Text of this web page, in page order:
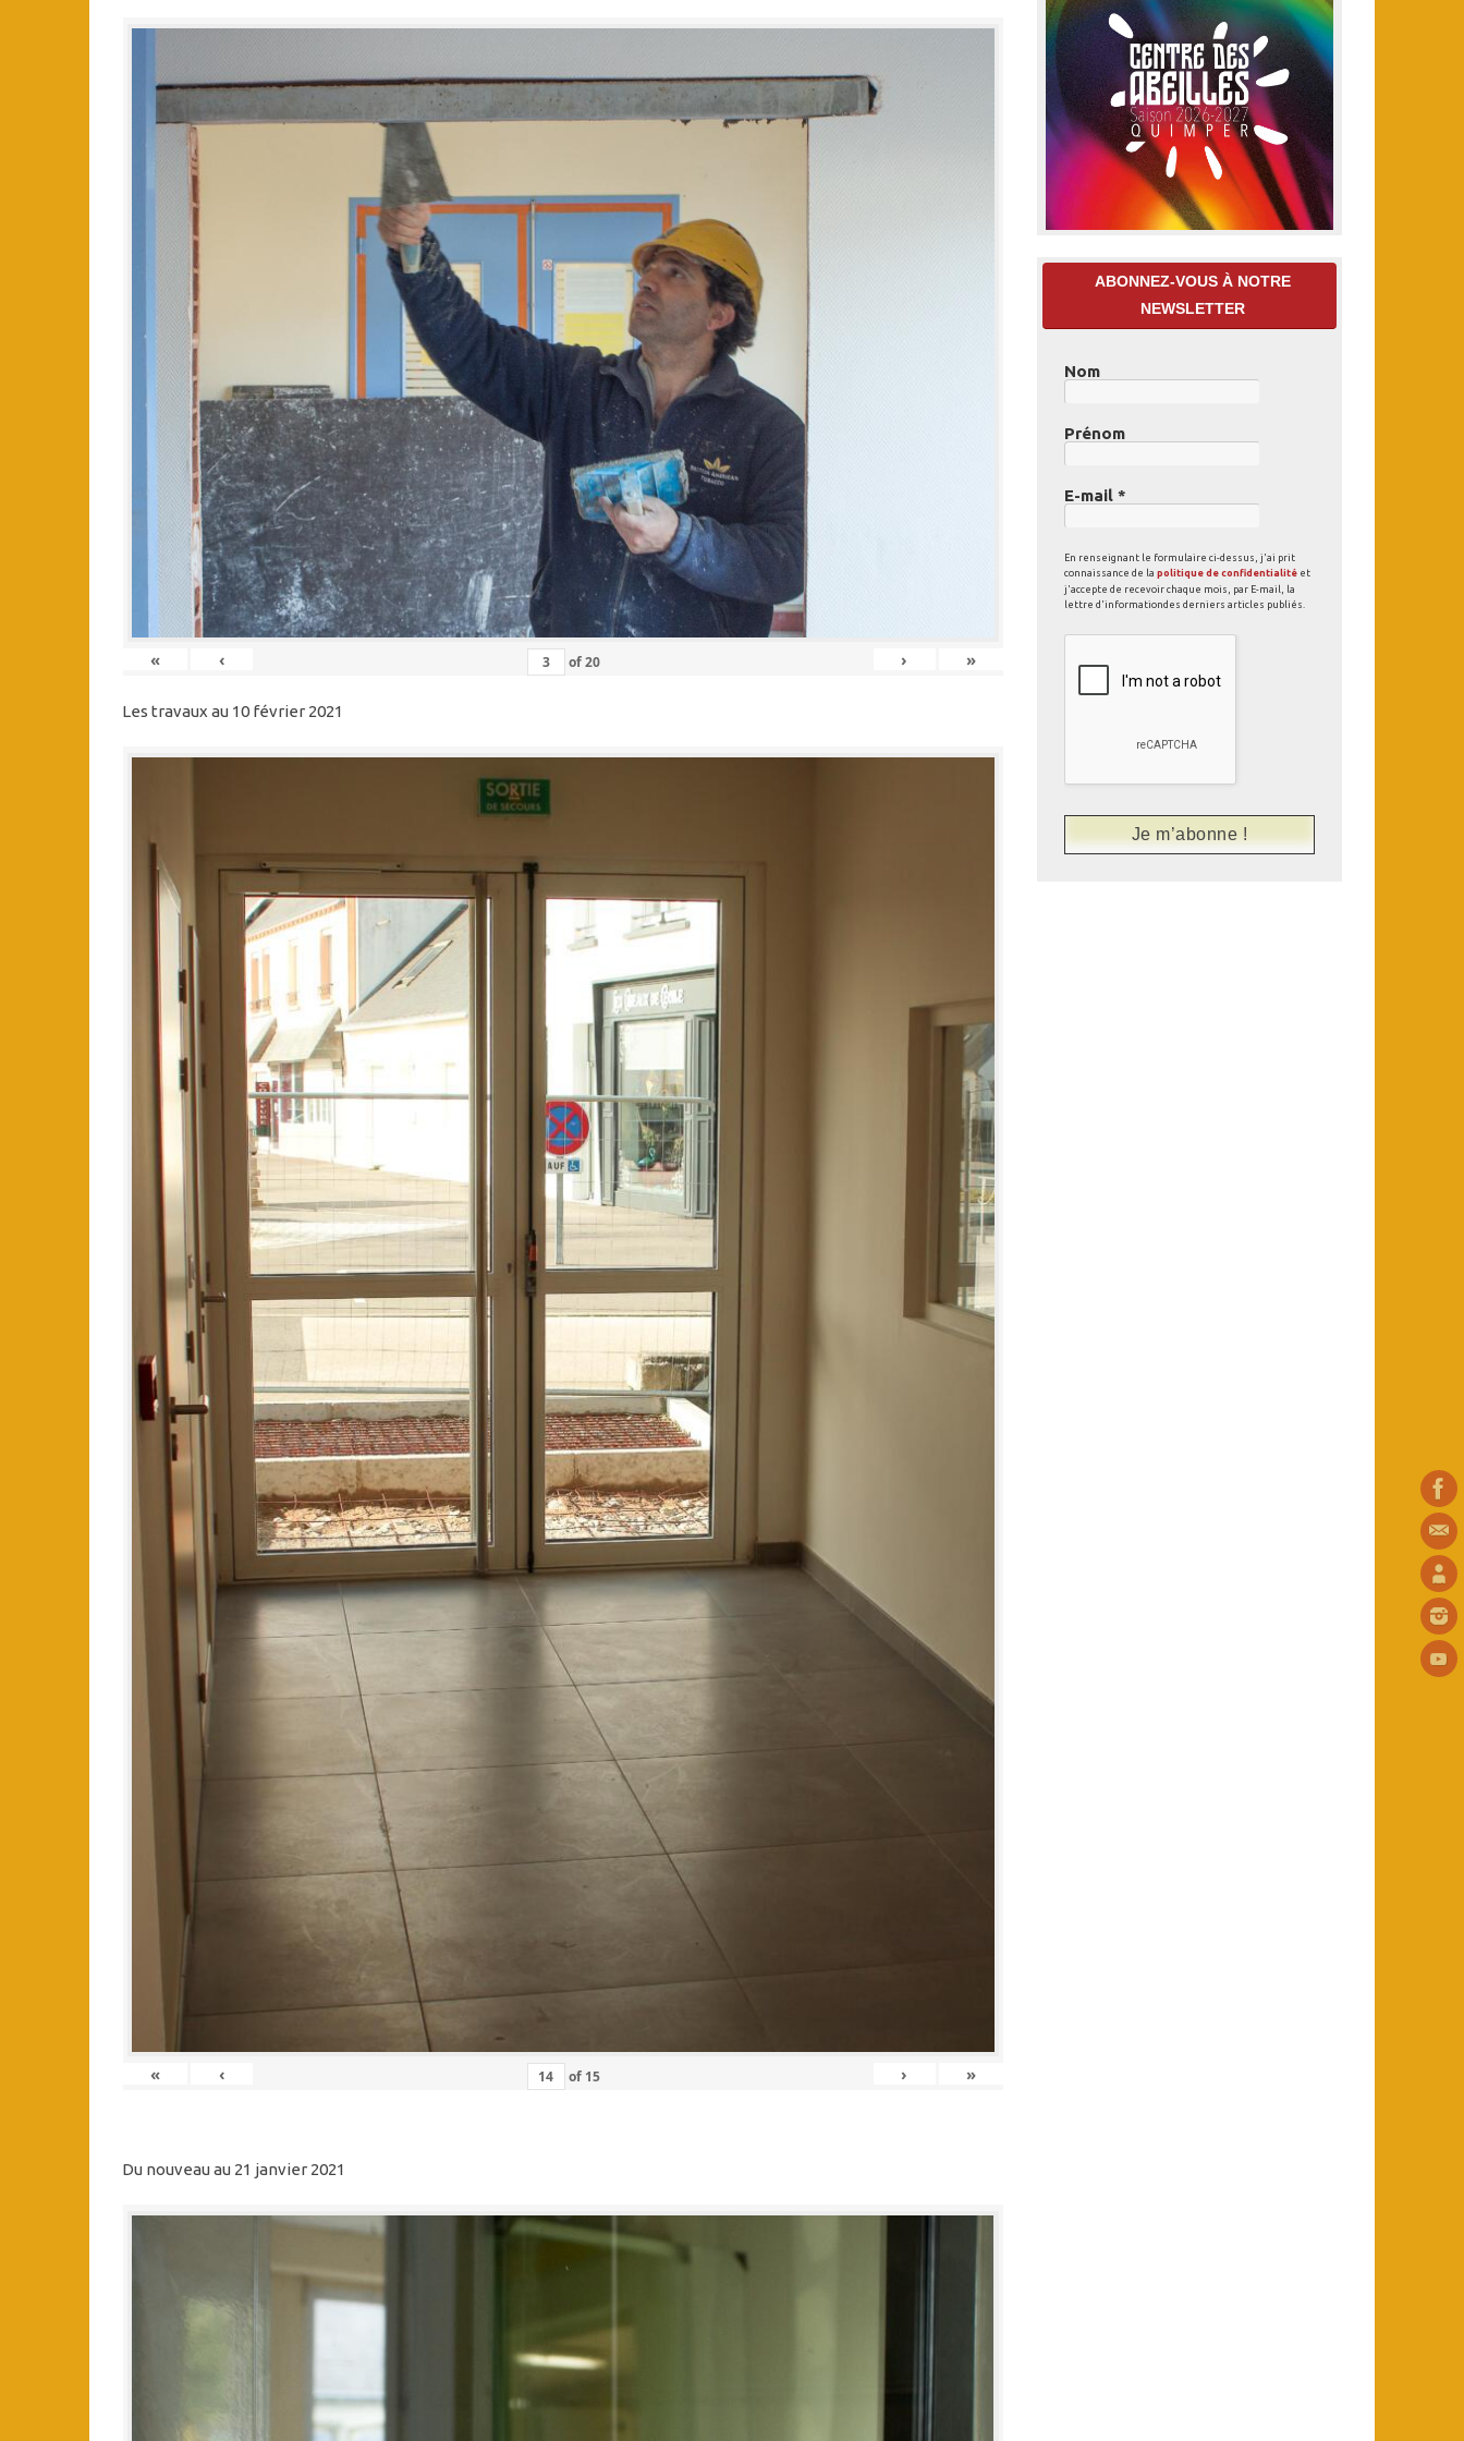
« ‹ of20 › »
Les travaux au 10 février 2021
« ‹ of 15 › »
Du nouveau au 21 janvier 2021
ABONNEZ-VOUS À NOTRE
NEWSLETTER
Nom
Prénom
E-mail *
En renseignant le formulaire ci-dessus, j'ai prit
connaissance de la politique de confidentialité et
j'accepte de recevoir chaque mois, par E-mail, la
lettre d'informationdes derniers articles publiés.